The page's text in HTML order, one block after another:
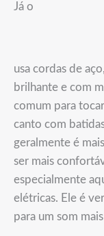
Já o
usa cordas de
brilhante e com
comum para
canto com
geralmente é
ser mais
especialmente
elétricas. Ele é
para um som